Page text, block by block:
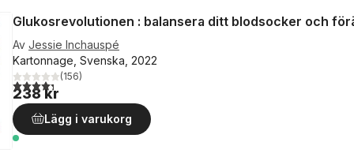
Glukosrevolutionen : balansera ditt blodsocker och
Av Jessie Inchauspé
Kartonnage, Svenska, 2022
4,3utav 5 stjärnor. Totalt antal röster:
(156)
238 kr
Lägg i varukorg